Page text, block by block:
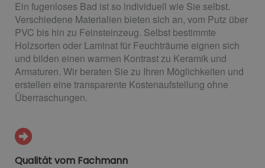
Ein fugenloses Bad ist so individuell wie Sie selbst.
Verschiedene Materialien bieten sich an, vom Putz über
PVC bis hin zu Feinsteinzeug. Selbst bestimmte
Holzsorten oder Laminat für Feuchträume eignen sich
und bilden einen warmen Kontrast zu Keramik und
Armaturen. Wir beraten Sie zu Ihren Möglichkeiten und
erstellen eine transparente Kostenaufstellung ohne
Überraschungen.
Qualität vom Fachmann